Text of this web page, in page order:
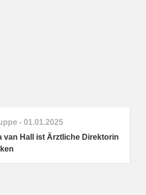
01.01.2025
van Hall ist Ärztliche Direktorin